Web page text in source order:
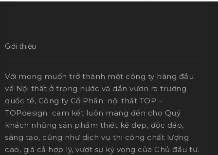
Giới thiệu
Với mong muốn trở thành một công ty hàng đầu
về Nội thất ở trong nước và dần vươn ra trường
quốc tế, Công ty Cổ Phần nội thất TOP –
TOPdesign cam kết luôn mang đến cho Quý
khách những sản phẩm thiết kế đẹp, độc đáo,
sáng tạo, cũng như dịch vụ thi công chất lượng
cao, giá cả hợp lý, vượt sự kỳ vọng của Chủ đầu tư.